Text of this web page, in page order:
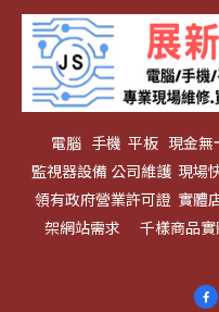
電腦 手機 平板 現金無
監視器設備 公司維護 現場
領有政府營業許可證 實體
架網站需求 千樣商品實